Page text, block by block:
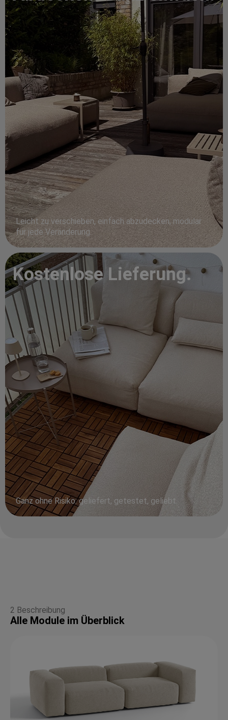
Leicht zu verschieben, einfach abzudecken, modular
für jede Veränderung.
Kostenlose Lieferung.
Ganz ohne Risiko: geliefert, getestet, geliebt.
2 Beschreibung
Alle Module im Überblick